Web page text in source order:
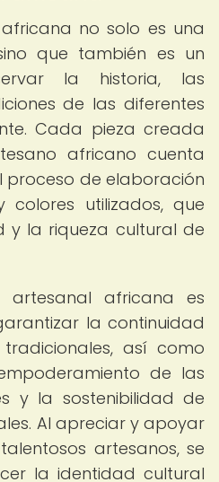
no solo es una
que también es un
la historia, las
de las diferentes
Cada pieza creada
africano cuenta
proceso de elaboración
utilizados, que
y la riqueza cultural de
artesanal africana es
la continuidad
así como
de las
y la sostenibilidad de
Al apreciar y apoyar
artesanos, se
la identidad cultural